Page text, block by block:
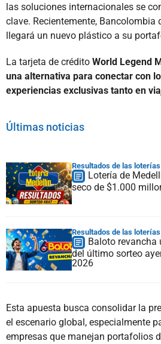
las soluciones internacionales se
clave. Recientemente, Bancolombia
llegará un nuevo plástico a su
La tarjeta de crédito World Legend
una alternativa para conectar con
experiencias exclusivas tanto en
Últimas noticias
Resultados de las loterías
Lotería de
seco de $1.000
Resultados de las loterías
Baloto revancha
del último sorteo
2026
Esta apuesta busca consolidar la
el escenario global, especialmente
empresas que manejan portafolios